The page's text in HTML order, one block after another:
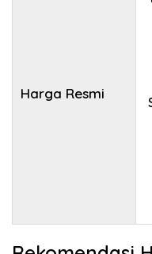
Harga Resmi